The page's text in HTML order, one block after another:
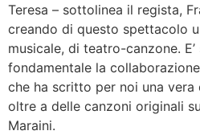
Teresa – sottolinea il regista,
creando di questo spettacolo
musicale, di teatro-canzone.
fondamentale la
che ha scritto per noi una
oltre a delle canzoni originali
Maraini.